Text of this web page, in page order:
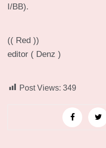
I/BB).
(( Red ))
editor ( Denz )
Post Views: 349